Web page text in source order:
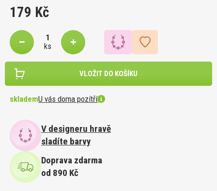
179 Kč
ks
VLOŽIT DO KOŠÍKU
sklademU vás doma pozítří
V designeru hravě
sladíte barvy
Doprava zdarma
od 890 Kč